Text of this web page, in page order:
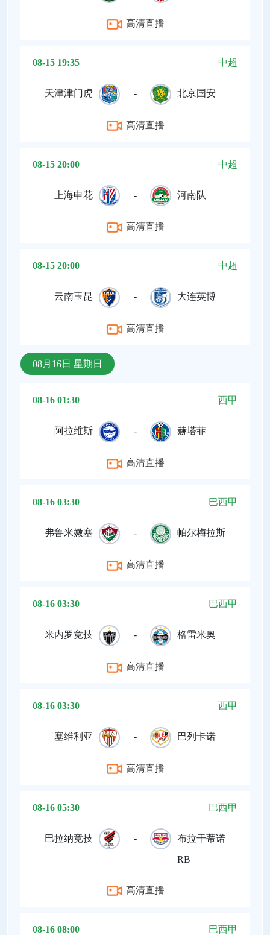
高清直播
08-15 19:35 中超
天津津门虎 - 北京国安
高清直播
08-15 20:00 中超
上海申花 - 河南队
高清直播
08-15 20:00 中超
云南玉昆 - 大连英博
高清直播
08月16日 星期日
08-16 01:30 西甲
阿拉维斯 - 赫塔菲
高清直播
08-16 03:30 巴西甲
弗鲁米嫩塞 - 帕尔梅拉斯
高清直播
08-16 03:30 巴西甲
米内罗竞技 - 格雷米奥
高清直播
08-16 03:30 西甲
塞维利亚 - 巴列卡诺
高清直播
08-16 05:30 巴西甲
巴拉纳竞技 - 布拉干蒂诺
RB
高清直播
08-16 08:00 巴西甲